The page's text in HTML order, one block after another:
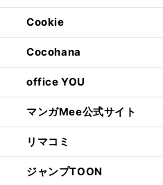
Cookie
Cocohana
office YOU
マンガMee公式サイト
リマコミ
ジャンプTOON